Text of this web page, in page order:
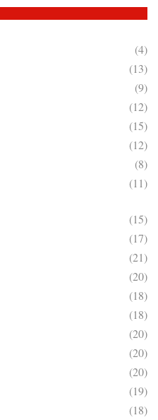
(4)
(13)
(9)
(12)
(15)
(12)
(8)
(11)
(15)
(17)
(21)
(20)
(18)
(18)
(20)
(20)
(20)
(19)
(18)